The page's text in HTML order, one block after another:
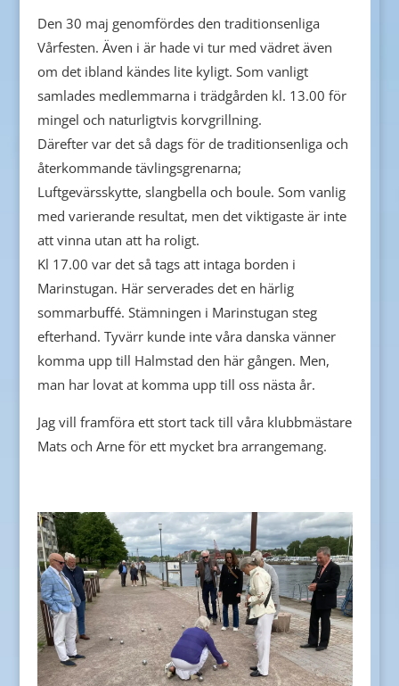
Den 30 maj genomfördes den traditionsenliga
Vårfesten. Även i är hade vi tur med vädret även
om det ibland kändes lite kyligt. Som vanligt
samlades medlemmarna i trädgården kl. 13.00 för
mingel och naturligtvis korvgrillning.
Därefter var det så dags för de traditionsenliga och
återkommande tävlingsgrenarna;
Luftgevärsskytte, slangbella och boule. Som vanlig
med varierande resultat, men det viktigaste är inte
att vinna utan att ha roligt.
Kl 17.00 var det så tags att intaga borden i
Marinstugan. Här serverades det en härlig
sommarbuffé. Stämningen i Marinstugan steg
efterhand. Tyvärr kunde inte våra danska vänner
komma upp till Halmstad den här gången. Men,
man har lovat at komma upp till oss nästa år.
Jag vill framföra ett stort tack till våra klubbmästare
Mats och Arne för ett mycket bra arrangemang.